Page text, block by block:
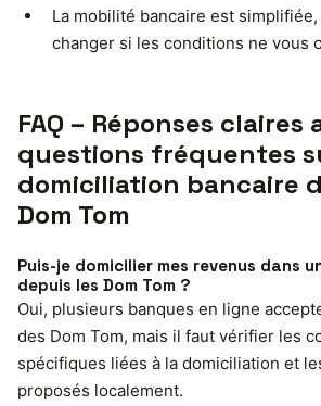
La mobilité bancaire est simplifiée,
changer si les conditions ne vous
FAQ – Réponses claires
questions fréquentes
domiciliation bancaire
Dom Tom
Puis-je domicilier mes revenus dans
depuis les Dom Tom ?
Oui, plusieurs banques en ligne
des Dom Tom, mais il faut vérifier les
spécifiques liées à la domiciliation et
proposés localement.